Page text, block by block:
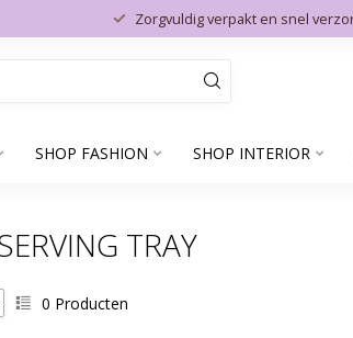
Zorgvuldig verpakt en snel
SHOP FASHION SHOP INTERIOR
TRAY
0 Producten